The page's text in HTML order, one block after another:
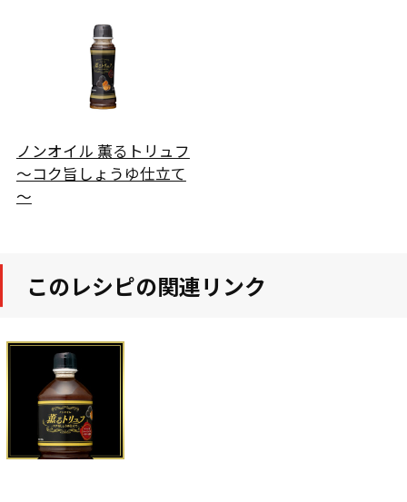
ノンオイル 薫るトリュフ
～コク旨しょうゆ仕立て
～
このレシピの関連リンク